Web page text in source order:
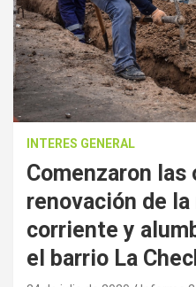
INTERES GENERAL
Comenzaron las
renovación de la
corriente y
el barrio La